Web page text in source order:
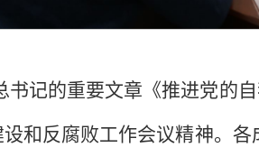
书记的重要文章《推进党的
和反腐败工作会议精神。